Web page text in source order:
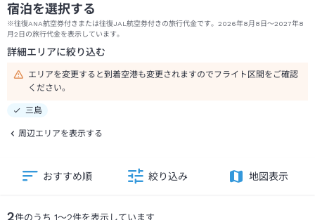
宿泊を選択する
※往復ANA航空券付きまたは往復JAL航空券付きの旅行代金です。2026年8月8日～2027年8
月2日の旅行代金を表示しています。
詳細エリアに絞り込む
エリアを変更すると到着空港も変更されますのでフライト区間をご確認
ください。
三島
周辺エリアを表示する
2件のうち 1～2件を表示しています
おすすめ順 絞り込み 地図表示